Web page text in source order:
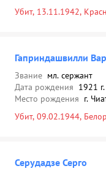
Убит, 13.11.1942,
Гаприндашвилли
Звание мл. сержант
Дата рождения 1921 г.
Место рождения г.
Убит, 09.02.1944,
Серудадзе Серго